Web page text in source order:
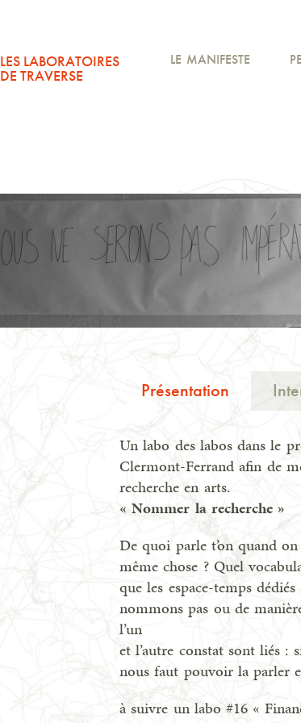
LES LABORATOIRES
DE TRAVERSE
LE MANIFESTE
Présentation
Un labo des labos dans le
Clermont-Ferrand afin de
recherche en arts.
« Nommer la recherche »
De quoi parle t’on quand
même chose ? Quel
que les espace-temps
nommons pas ou de
l’un
et l’autre constat sont liés :
nous faut pouvoir la parler
à suivre un labo #16 «